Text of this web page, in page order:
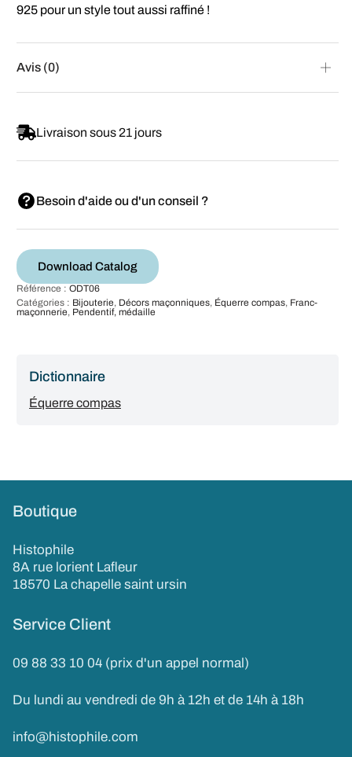
925 pour un style tout aussi raffiné !
Avis (0)
Livraison sous 21 jours
Besoin d'aide ou d'un conseil ?
Download Catalog
Référence : ODT06
Catégories : Bijouterie, Décors maçonniques, Équerre compas, Franc-
maçonnerie, Pendentif, médaille
Dictionnaire
Équerre compas
Boutique
Histophile
8A rue lorient Lafleur
18570 La chapelle saint ursin
Service Client
09 88 33 10 04 (prix d'un appel normal)
Du lundi au vendredi de 9h à 12h et de 14h à 18h
info@histophile.com